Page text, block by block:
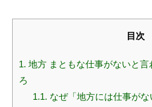
目次
1. 地方 まともな仕事がないと言
ろ
1.1. なぜ「地方には仕事が